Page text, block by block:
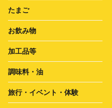
たまご
お飲み物
加工品等
調味料・油
旅行・イベント・体験